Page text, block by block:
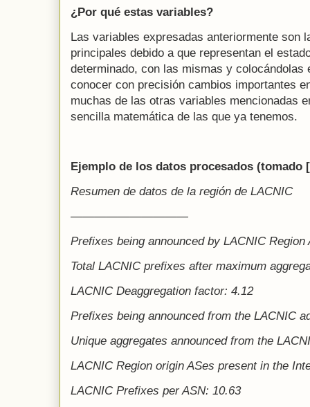
¿Por qué estas variables?
Las variables expresadas anteriormente son
principales debido a que representan el
determinado, con las mismas y colocándolas
conocer con precisión cambios importantes
muchas de las otras variables mencionadas
sencilla matemática de las que ya tenemos.
Ejemplo de los datos procesados (tomado
Resumen de datos de la región de LACNIC
——————————
Prefixes being announced by LACNIC Region
Total LACNIC prefixes after maximum
LACNIC Deaggregation factor: 4.12
Prefixes being announced from the LACNIC
Unique aggregates announced from the
LACNIC Region origin ASes present in the
LACNIC Prefixes per ASN: 10.63